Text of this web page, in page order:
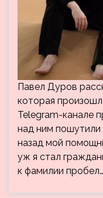
Павел Дуров
которая
Telegram-канале
над ним пошутили
назад мой
уж я стал
к фамилии пробел…